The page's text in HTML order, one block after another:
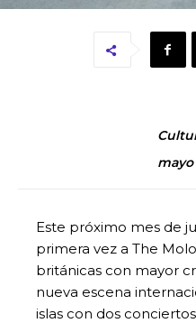
mayo
Este próximo mes de
primera vez a The
británicas con mayor
nueva escena
islas con dos